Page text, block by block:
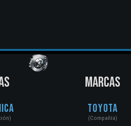
MARCAS
Toyota
(Compañía)